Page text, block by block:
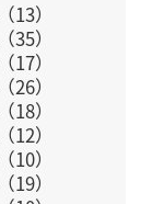
13）
35）
17）
26）
18）
12）
10）
19）